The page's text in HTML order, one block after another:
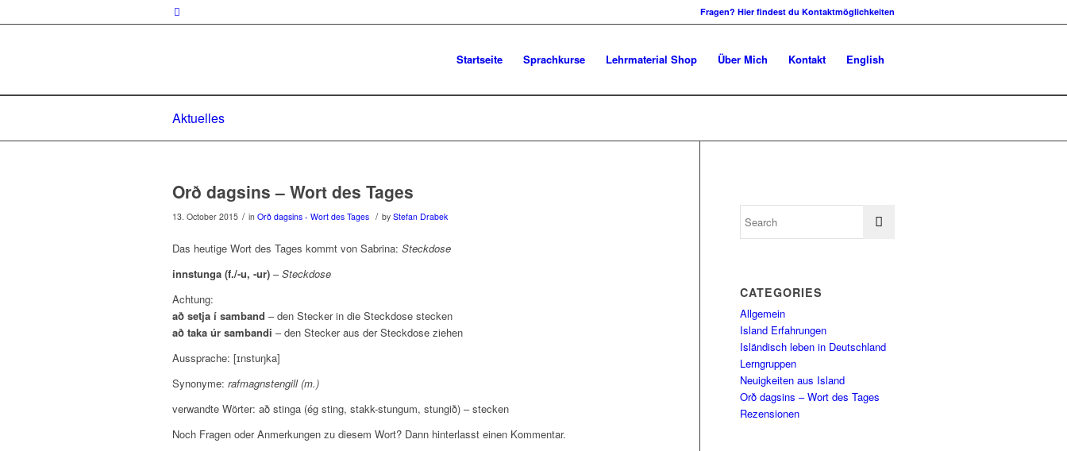
Fragen? Hier findest du Kontaktmöglichkeiten
Startseite Sprachkurse Lehrmaterial Shop Über Mich Kontakt English
Aktuelles
Orð dagsins – Wort des Tages
13. October 2015 / in Orð dagsins - Wort des Tages / by Stefan Drabek
Das heutige Wort des Tages kommt von Sabrina: Steckdose
innstunga (f./-u, -ur) –Steckdose
Achtung:
að setja í samband – den Stecker in die Steckdose stecken
að taka úr sambandi – den Stecker aus der Steckdose ziehen
Aussprache: [ɪnstuŋka]
Synonyme: rafmagnstengill (m.)
verwandte Wörter: að stinga (ég sting, stakk-stungum, stungið) – stecken
Noch Fragen oder Anmerkungen zu diesem Wort? Dann hinterlasst einen Kommentar.
CATEGORIES
Allgemein
Island Erfahrungen
Isländisch leben in Deutschland
Lerngruppen
Neuigkeiten aus Island
Orð dagsins – Wort des Tages
Rezensionen